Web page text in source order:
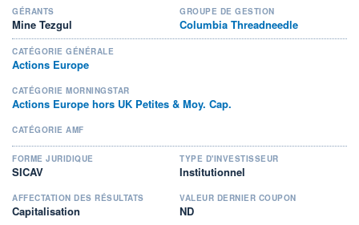
GÉRANTS
Mine Tezgul
GROUPE DE GESTION
Columbia Threadneedle
CATÉGORIE GÉNÉRALE
Actions Europe
CATÉGORIE MORNINGSTAR
Actions Europe hors UK Petites & Moy. Cap.
CATÉGORIE AMF
FORME JURIDIQUE
SICAV
TYPE D'INVESTISSEUR
Institutionnel
AFFECTATION DES RÉSULTATS
Capitalisation
VALEUR DERNIER COUPON
ND